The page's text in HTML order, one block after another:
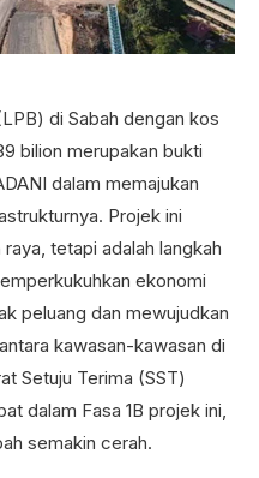
di Sabah dengan kos
bilion merupakan bukti
dalam memajukan
Projek ini
tetapi adalah langkah
ekonomi
peluang dan mewujudkan
kawasan-kawasan di
Setuju Terima (SST)
dalam Fasa 1B projek ini,
semakin cerah.